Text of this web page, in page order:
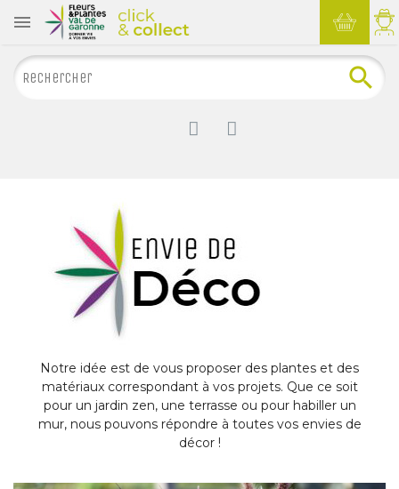

Notre idée est de vous proposer des plantes et des
matériaux correspondant à vos projets. Que ce soit
pour un jardin zen, une terrasse ou pour habiller un
mur, nous pouvons répondre à toutes vos envies de
décor !